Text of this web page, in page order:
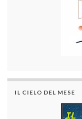
IL CIELO DEL MESE